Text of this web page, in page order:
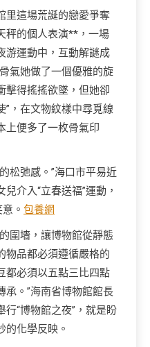
里這場荒誕的戀愛爭奪
秤的個人表演**，一場
游運動中，互動解謎成
氣她做了一個優雅的旋
擊得搖搖欲墜，但她卻
”，在文物紋樣中尋覓線
上便多了一枚骨氣印
松弛感。”海口市平易近
介入“立春送福”運動，
。 包養網
圍墻，讓博物館從靜態
物品都必須遵循嚴格的
都必須以五點三比四點
承。”海南省博物館館長
“博物館之夜”，就是盼
的化學反映。